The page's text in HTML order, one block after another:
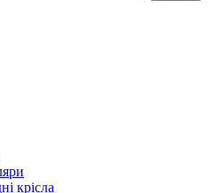
крісла